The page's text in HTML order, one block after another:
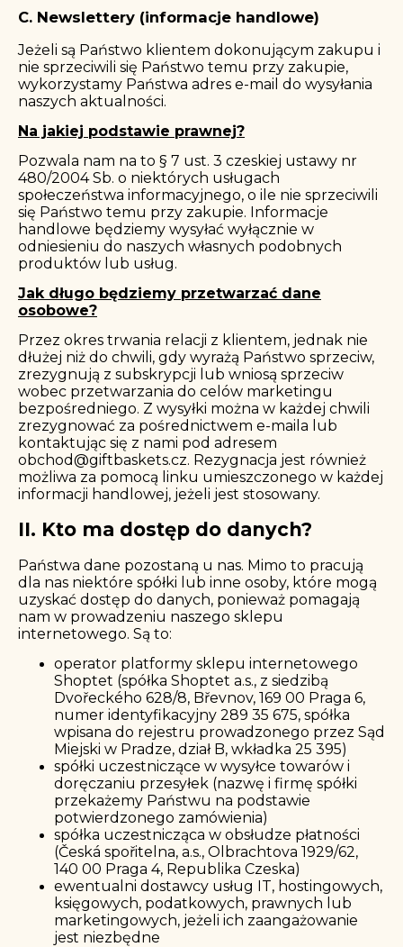
C. Newslettery (informacje handlowe)
Jeżeli są Państwo klientem dokonującym zakupu i
nie sprzeciwili się Państwo temu przy zakupie,
wykorzystamy Państwa adres e-mail do wysyłania
naszych aktualności.
Na jakiej podstawie prawnej?
Pozwala nam na to § 7 ust. 3 czeskiej ustawy nr
480/2004 Sb. o niektórych usługach
społeczeństwa informacyjnego, o ile nie sprzeciwili
się Państwo temu przy zakupie. Informacje
handlowe będziemy wysyłać wyłącznie w
odniesieniu do naszych własnych podobnych
produktów lub usług.
Jak długo będziemy przetwarzać dane
osobowe?
Przez okres trwania relacji z klientem, jednak nie
dłużej niż do chwili, gdy wyrażą Państwo sprzeciw,
zrezygnują z subskrypcji lub wniosą sprzeciw
wobec przetwarzania do celów marketingu
bezpośredniego. Z wysyłki można w każdej chwili
zrezygnować za pośrednictwem e-maila lub
kontaktując się z nami pod adresem
obchod@giftbaskets.cz. Rezygnacja jest również
możliwa za pomocą linku umieszczonego w każdej
informacji handlowej, jeżeli jest stosowany.
II. Kto ma dostęp do danych?
Państwa dane pozostaną u nas. Mimo to pracują
dla nas niektóre spółki lub inne osoby, które mogą
uzyskać dostęp do danych, ponieważ pomagają
nam w prowadzeniu naszego sklepu
internetowego. Są to:
operator platformy sklepu internetowego
Shoptet (spółka Shoptet a.s., z siedzibą
Dvořeckého 628/8, Břevnov, 169 00 Praga 6,
numer identyfikacyjny 289 35 675, spółka
wpisana do rejestru prowadzonego przez Sąd
Miejski w Pradze, dział B, wkładka 25 395)
spółki uczestniczące w wysyłce towarów i
doręczaniu przesyłek (nazwę i firmę spółki
przekażemy Państwu na podstawie
potwierdzonego zamówienia)
spółka uczestnicząca w obsłudze płatności
(Česká spořitelna, a.s., Olbrachtova 1929/62,
140 00 Praga 4, Republika Czeska)
ewentualni dostawcy usług IT, hostingowych,
księgowych, podatkowych, prawnych lub
marketingowych, jeżeli ich zaangażowanie
jest niezbędne